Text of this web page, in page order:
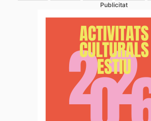
Publicitat